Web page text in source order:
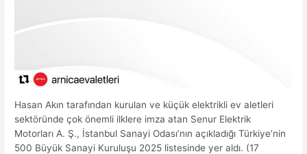
Hasan Akın tarafından kurulan ve küçük elektrikli ev aletleri
sektöründe çok önemli ilklere imza atan Senur Elektrik
Motorları A. Ş., İstanbul Sanayi Odası’nın açıkladığı Türkiye’nin
500 Büyük Sanayi Kuruluşu 2025 listesinde yer aldı. (17